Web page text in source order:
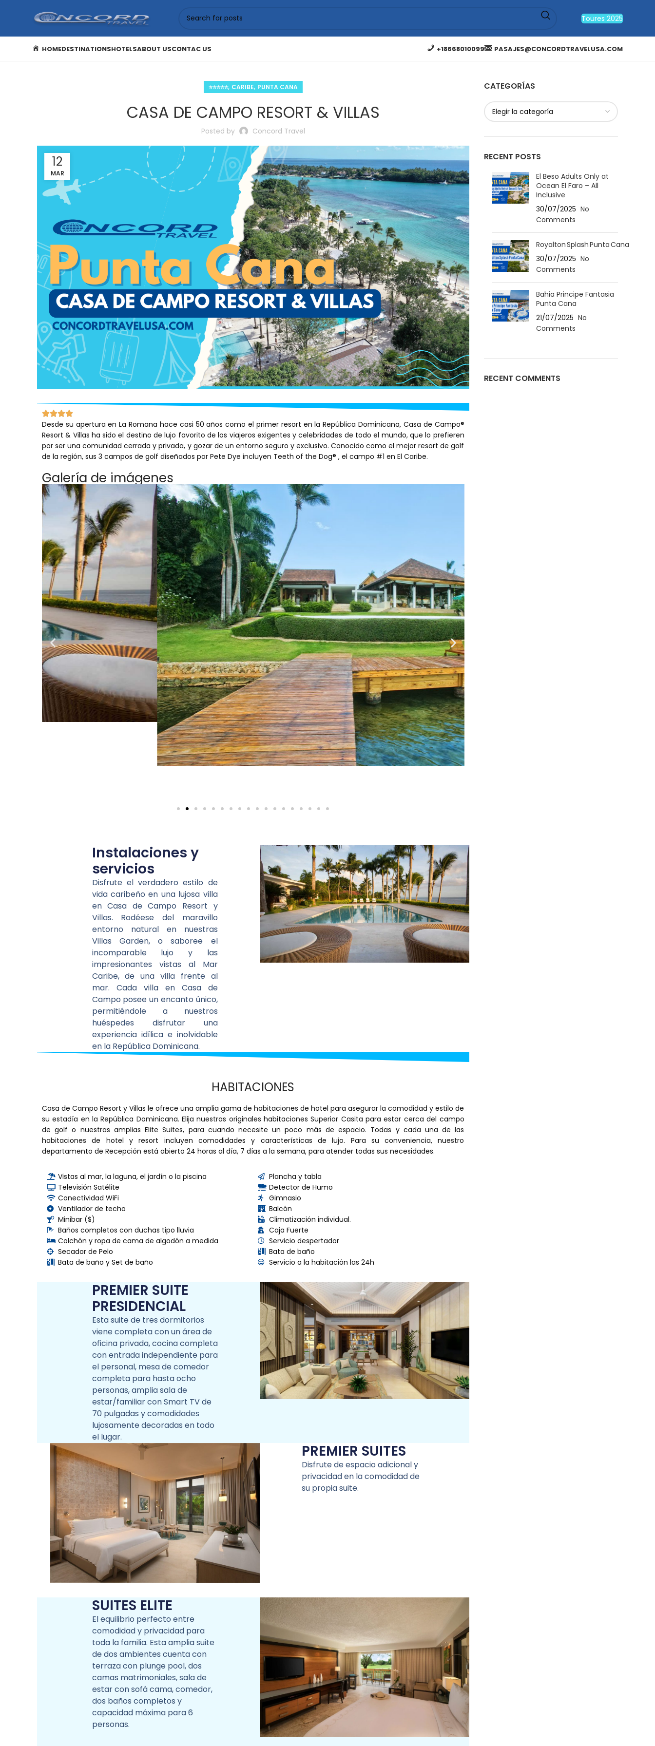
Toures 2025
HOMEDESTINATIONSHOTELSABOUT USCONTAC US +18668010099 PASAJES@CONCORDTRAVELUSA.COM
⭐⭐⭐⭐⭐, CARIBE, PUNTA CANA
CASA DE CAMPO RESORT & VILLAS
Posted by Concord Travel
12
MAR
Desde su apertura en La Romana hace casi 50 años como el primer resort en la República Dominicana, Casa de Campo®
Resort & Villas ha sido el destino de lujo favorito de los viajeros exigentes y celebridades de todo el mundo, que lo prefieren
por ser una comunidad cerrada y privada, y gozar de un entorno seguro y exclusivo. Conocido como el mejor resort de golf
de la región, sus 3 campos de golf diseñados por Pete Dye incluyen Teeth of the Dog® , el campo #1 en El Caribe.
Galería de imágenes
Instalaciones y
servicios
Disfrute el verdadero estilo de
vida caribeño en una lujosa villa
en Casa de Campo Resort y
Villas. Rodéese del maravillo
entorno natural en nuestras
Villas Garden, o saboree el
incomparable lujo y las
impresionantes vistas al Mar
Caribe, de una villa frente al
mar. Cada villa en Casa de
Campo posee un encanto único,
permitiéndole a nuestros
huéspedes disfrutar una
experiencia idílica e inolvidable
en la República Dominicana.
HABITACIONES
Casa de Campo Resort y Villas le ofrece una amplia gama de habitaciones de hotel para asegurar la comodidad y estilo de
su estadía en la República Dominicana. Elija nuestras originales habitaciones Superior Casita para estar cerca del campo
de golf o nuestras amplias Elite Suites, para cuando necesite un poco más de espacio. Todas y cada una de las
habitaciones de hotel y resort incluyen comodidades y características de lujo. Para su conveniencia, nuestro
departamento de Recepción está abierto 24 horas al día, 7 días a la semana, para atender todas sus necesidades.
Vistas al mar, la laguna, el jardín o la piscina
Televisión Satélite
Conectividad WiFi
Ventilador de techo
Minibar ($)
Baños completos con duchas tipo lluvia
Colchón y ropa de cama de algodón a medida
Secador de Pelo
Bata de baño y Set de baño
Plancha y tabla
Detector de Humo
Gimnasio
Balcón
Climatización individual.
Caja Fuerte
Servicio despertador
Bata de baño
Servicio a la habitación las 24h
PREMIER SUITE
PRESIDENCIAL
Esta suite de tres dormitorios
viene completa con un área de
oficina privada, cocina completa
con entrada independiente para
el personal, mesa de comedor
completa para hasta ocho
personas, amplia sala de
estar/familiar con Smart TV de
70 pulgadas y comodidades
lujosamente decoradas en todo
el lugar.
PREMIER SUITES
Disfrute de espacio adicional y
privacidad en la comodidad de
su propia suite.
SUITES ELITE
El equilibrio perfecto entre
comodidad y privacidad para
toda la familia. Esta amplia suite
de dos ambientes cuenta con
terraza con plunge pool, dos
camas matrimoniales, sala de
estar con sofá cama, comedor,
dos baños completos y
capacidad máxima para 6
personas.
CATEGORÍAS
RECENT POSTS
El Beso Adults Only at
Ocean El Faro – All
Inclusive
30/07/2025 No
Comments
Royalton Splash Punta Cana
30/07/2025 No
Comments
Bahia Principe Fantasia
Punta Cana
21/07/2025 No
Comments
RECENT COMMENTS